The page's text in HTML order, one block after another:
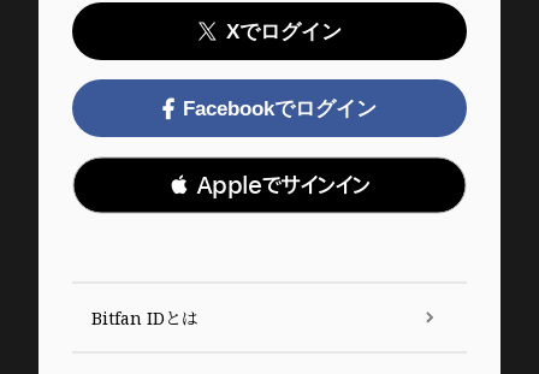
Xでログイン
Facebookでログイン
 Appleでサインイン
Bitfan IDとは